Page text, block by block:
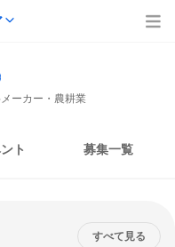
ーカー・農耕業
ト 募集一覧
すべて見る